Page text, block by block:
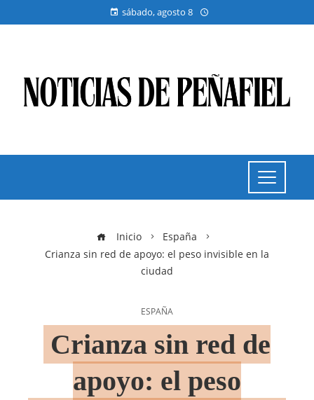
sábado, agosto 8
Inicio
España
Crianza sin red de apoyo: el peso invisible en la
ciudad
ESPAÑA
Crianza sin red de
apoyo: el peso